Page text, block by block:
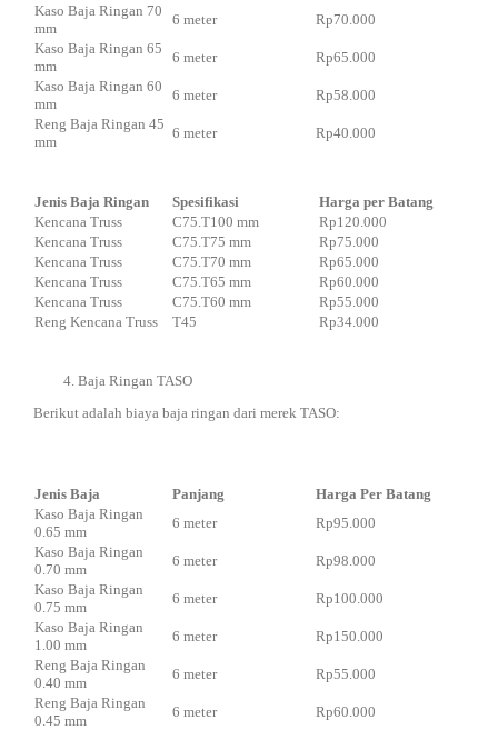
Kaso Baja Ringan 70
mm
6 meter
Rp70.000
Kaso Baja Ringan 65
mm
6 meter
Rp65.000
Kaso Baja Ringan 60
mm
6 meter
Rp58.000
Reng Baja Ringan 45
mm
6 meter Rp40.000
Jenis Baja Ringan Spesifikasi
Harga per Batang
Kencana Truss
C75.T100 mm
Rp120.000
Kencana Truss
C75.T75 mm
Rp75.000
Kencana Truss
C75.T70 mm
Rp65.000
Kencana Truss
C75.T65 mm
Rp60.000
Kencana Truss
C75.T60 mm
Rp55.000
Reng Kencana Truss
T45 Rp34.000
Baja Ringan TASO
Berikut adalah biaya baja ringan dari merek TASO:
Jenis Baja Panjang
Harga Per Batang
Kaso Baja Ringan
0.65 mm
6 meter
Rp95.000
Kaso Baja Ringan
0.70 mm
6 meter
Rp98.000
Kaso Baja Ringan
0.75 mm
6 meter
Rp100.000
Kaso Baja Ringan
1.00 mm
6 meter
Rp150.000
Reng Baja Ringan
0.40 mm
6 meter
Rp55.000
Reng Baja Ringan
0.45 mm
6 meter Rp60.000